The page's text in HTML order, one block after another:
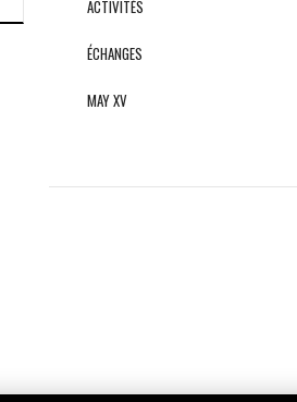
ACTIVITÉS
ÉCHANGES
MAY XV